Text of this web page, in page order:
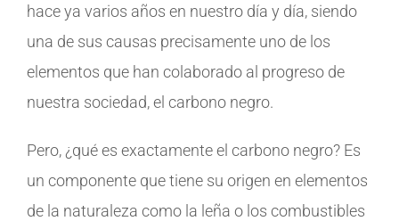
hace ya varios años en nuestro día y día, siendo
una de sus causas precisamente uno de los
elementos que han colaborado al progreso de
nuestra sociedad, el carbono negro.
Pero, ¿qué es exactamente el carbono negro? Es
un componente que tiene su origen en elementos
de la naturaleza como la leña o los combustibles